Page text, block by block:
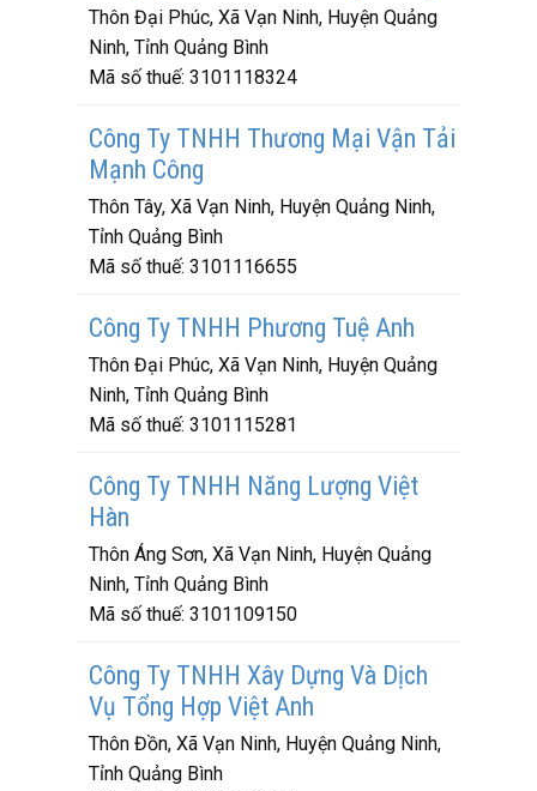
Thôn Đại Phúc, Xã Vạn Ninh, Huyện Quảng
Ninh, Tỉnh Quảng Bình
Mã số thuế: 3101118324
Công Ty TNHH Thương Mại Vận Tải
Mạnh Công
Thôn Tây, Xã Vạn Ninh, Huyện Quảng Ninh,
Tỉnh Quảng Bình
Mã số thuế: 3101116655
Công Ty TNHH Phương Tuệ Anh
Thôn Đại Phúc, Xã Vạn Ninh, Huyện Quảng
Ninh, Tỉnh Quảng Bình
Mã số thuế: 3101115281
Công Ty TNHH Năng Lượng Việt
Hàn
Thôn Áng Sơn, Xã Vạn Ninh, Huyện Quảng
Ninh, Tỉnh Quảng Bình
Mã số thuế: 3101109150
Công Ty TNHH Xây Dựng Và Dịch
Vụ Tổng Hợp Việt Anh
Thôn Đồn, Xã Vạn Ninh, Huyện Quảng Ninh,
Tỉnh Quảng Bình